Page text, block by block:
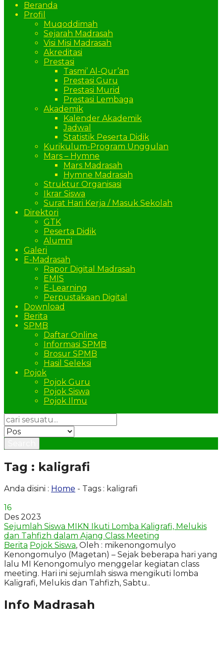
Beranda
Profil
Muqoddimah
Sejarah Madrasah
Visi Misi Madrasah
Akreditasi
Prestasi
Tasmi’ Al-Qur’an
Prestasi Guru
Prestasi Murid
Prestasi Lembaga
Akademik
Kalender Akademik
Jadwal
Statistik Peserta Didik
Kurikulum-Program Unggulan
Mars – Hymne
Mars Madrasah
Hymne Madrasah
Struktur Organisasi
Ikrar Siswa
Surat Hari Kerja / Masuk Sekolah
Direktori
GTK
Peserta Didik
Alumni
Galeri
E-Madrasah
Rapor Digital Madrasah
EMIS
E-Learning
Perpustakaan Digital
Download
Berita
SPMB
Daftar Online
Informasi SPMB
Brosur SPMB
Hasil Seleksi
Pojok
Pojok Guru
Pojok Siswa
Pojok Ilmu
Tag : kaligrafi
Anda disini : Home - Tags : kaligrafi
16
Des 2023
Sejumlah Siswa MIKN Ikuti Lomba Kaligrafi, Melukis
dan Tahfizh dalam Ajang Class Meeting
Berita Pojok Siswa, Oleh : mikenongomulyo
Kenongomulyo (Magetan) – Sejak beberapa hari yang
lalu MI Kenongomulyo menggelar kegiatan class
meeting. Hari ini sejumlah siswa mengikuti lomba
Kaligrafi, Melukis dan Tahfizh, Sabtu..
Info Madrasah